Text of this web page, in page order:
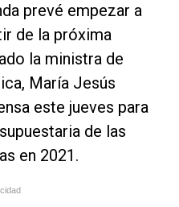
prevé empezar a
de la próxima
la ministra de
María Jesús
este jueves para
de las
en 2021.